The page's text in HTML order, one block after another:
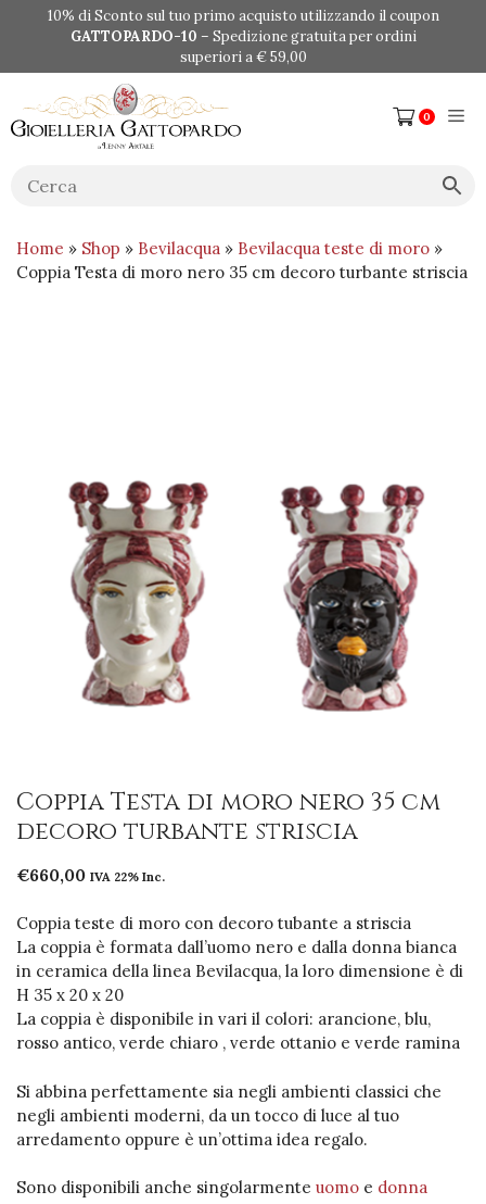
10% di Sconto sul tuo primo acquisto utilizzando il coupon
GATTOPARDO-10 – Spedizione gratuita per ordini
superiori a € 59,00
0
Home » Shop » Bevilacqua » Bevilacqua teste di moro »
Coppia Testa di moro nero 35 cm decoro turbante striscia
Coppia Testa di moro nero 35 cm
decoro turbante striscia
€660,00 IVA 22% Inc.
Coppia teste di moro con decoro tubante a striscia
La coppia è formata dall’uomo nero e dalla donna bianca
in ceramica della linea Bevilacqua, la loro dimensione è di
H 35 x 20 x 20
La coppia è disponibile in vari il colori: arancione, blu,
rosso antico, verde chiaro , verde ottanio e verde ramina
Si abbina perfettamente sia negli ambienti classici che
negli ambienti moderni, da un tocco di luce al tuo
arredamento oppure è un’ottima idea regalo.
Sono disponibili anche singolarmente uomo e donna